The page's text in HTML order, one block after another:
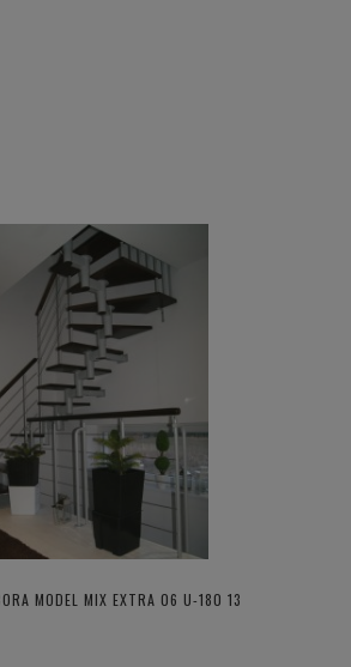
MODEL MIX EXTRA 06 U-180 13